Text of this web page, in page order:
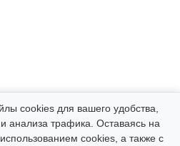
cookies для вашего удобства,
анализа трафика. Оставаясь на
cookies, а также с